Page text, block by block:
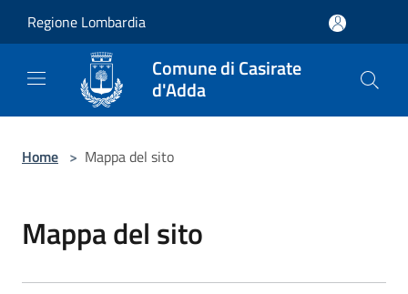
Regione Lombardia
Comune di Casirate
d'Adda
Home > Mappa del sito
Mappa del sito